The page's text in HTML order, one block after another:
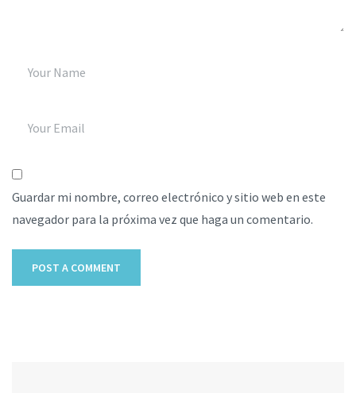
Guardar mi nombre, correo electrónico y sitio web en este
navegador para la próxima vez que haga un comentario.